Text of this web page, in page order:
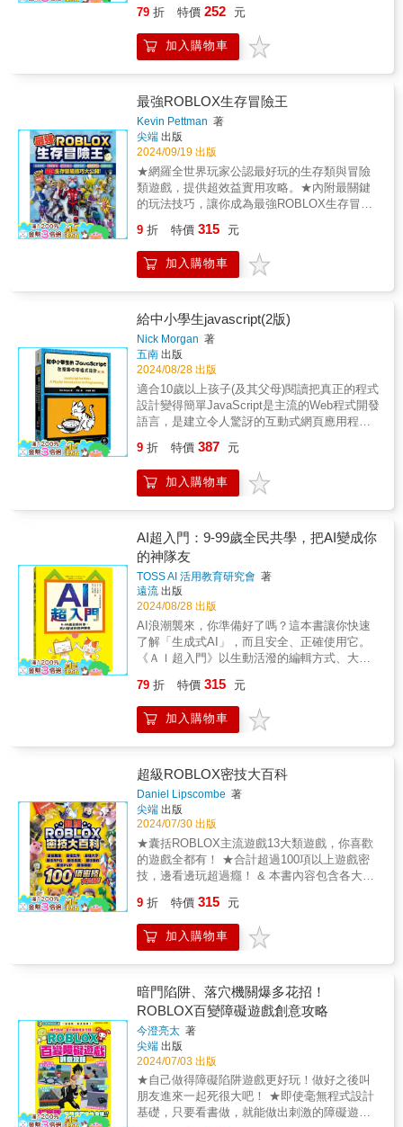
並一起感受人工智慧的精彩表現！ 能聽懂我說
氣，我們每天看到的Netflix和Youtube......這些
人工智慧比我們想像的還要更接近我們的生
活。要正確理解這些人工智慧，首先需要了解
YouTube到自動駕駛》是一本兒童知識科普
書，從早晨睜開眼睛的那一刻起，到入睡時，
都能發現日常的人工智慧，並有趣的展示人工
智慧的活躍程度。另外，也將介紹人工智慧在
藝術、購物和多媒體等各個行業的使用情況，
並解釋我們與人工智慧息息相關的未來，以及
我們需要探究人工智慧的道德問題和職業觀。
數位教育的時間隨著趨勢而增加，數位素養是
全球人才必備品德的時代已經到來。《AI人工
智慧：從YouTube到自動駕駛》本書與這個時
慧。除此之外，還有一些有趣的主題，例如：
「人工智慧是否也有頭腦？」、「人工智慧也
懂藝術嗎？」簡短而清晰的文字敘述搭配科學
畫風的插圖，讓不認識人工智慧的兒童，以及
對人工智慧感到好奇的父母都能夠輕鬆閱讀。
從現在開始，我們都是人工智慧專家！ 「為什
麼要學習人工智慧？」有很多學生這麼問。這
個問題源於一種誤解，讓人以為人工智慧就只
是複雜的編碼技術和困難的公式。作者在人工
起來好像很困難就放棄機會去認識它、理解
它，人工智慧能夠表現出來的魅力太多了！」
作者寫這本書是出於希望每個人都能夠積極的
的專家比我們想像的還要多更多！人工智慧與
許多的領域相關，包括研究語言的語言學家、
開發良好人工智慧的倫理學家，以及負責情感
面的心理學家，這些專家正在向前所未有的新
未來大步邁進。 本書亦重於人工智慧的「多樣
性」和「創造力」。透過與不同領域相結合的
人工智慧，帶領我們讓人工智慧在不同的行業
中應用，以及探討人工智慧在未來的使用將如
藝術、農業和醫療行業使用的人工智慧。 ▍ 好
評推薦 溫怡玲｜財團法人人工智慧科技基金會
執行長 林怡辰｜閱讀教育推手、資深國小教師
▍ 本書特色 1.分三大重點，生活中的人工智慧
展人工智慧會產生哪些問題？讓小讀者可以全
盤清楚的認識與了解人工智慧所涉及的領域全
貌。 2.以淺顯易懂的圖文搭配說明，讓小讀者
可以明確的理解這項科技的進步，如何與自己
息息相關。 3.作為將來想讀工程科技的同學，
這是一本培養理科興趣的知識科普書，進而著
手提前規劃深入探究AI科技。 ◎適讀年齡：文
字附注音，適合8歲以上閱讀。
阱應對、發掘寶庫等無一不全！★包含生存、
建築、紅石等新技巧數量超過700個以上！
JAVA版、基岩版全機種適用！【風靡日本玩家
Minecraft中打造屬於自己的世界的玩家，本書
將是你最得力的助手！【超過700個玩法技巧與
配方，最豐富的麥塊最新版資訊讓你看得過
癮】面對麥塊這廣大的世界，超自由的玩法，
喜歡蓋建築的新手，可能連建材都不知道要去
哪裡找；喜歡玩生存的新手，可能連第一天晚
上都無法安全度過；喜歡設計紅石機關的玩
家，可能做一個星期，機關還是不會動。本書
將考量新手玩家的需求，從頭到尾包圖包文，
玩家！【老手也要看最新資訊分析】最新版試
煉之間玩法，再加考古學和盔甲裝飾應用，以
及最新武器重錘大量資訊公開！即使你是老手
也千萬不要錯過喔！
79 折 特價 252 元
加入購物車
最強ROBLOX生存冒險王
Kevin Pettman 著
尖端 出版
2024/09/19 出版
★網羅全世界玩家公認最好玩的生存類與冒險
類遊戲，提供超效益實用攻略。★內附最關鍵
的玩法技巧，讓你成為最強ROBLOX生存冒險
少不了生存與冒險兩大類遊戲，因為它們能滿
足玩家對挑戰自我、探索未知的渴望。玩家在
這些遊戲中可以體驗到從無到有建立家園的成
家都公認，目前市面上最熱門的生存冒險遊
戲，包含了：★地下城任務★島嶼★Loomian傳
奇★CREATURES OF SONARIA★動漫戰鬥機
模擬器★世界零★冒險升級!★BLOX
FRUITS★忍者傳說★Pet Simulator 99!★龍類
冒險★殺手神秘2★閃光★天災倖存★地板是熔
岩★逃出設施★骨頭碎裂IV★飛機瘋狂★造船
尋寶每款遊戲都經過實際測試整理出難得寶貴
的遊戲心得，全書包含以下技巧：【快速探索
索時間。【隱藏寶物尋找技巧】：即使你覺得
很熟的遊戲也或許有你不知道的寶物在書中。
【BOSS對決技巧】：老是打不過的魔王，提
育技巧】：冒險王就是要有強力的忠誠伙伴才
夠帥！想要就看書來養！【攻擊技巧】：有些
操作還真難按出來，請照書慢慢練習才會贏在
起跑點。【地圖秘密揭露】：越廣大的地圖就
月有可能疏漏的冒險空白，為你補上這小小的
遺憾！本書將帶你深入了解這些熱門遊戲的玩
法，並提供你最實用的生存與冒險技巧，讓你
成為遊戲中的生存冒險王！
9 折 特價 315 元
加入購物車
給中小學生javascript(2版)
Nick Morgan 著
五南 出版
2024/08/28 出版
適合10歲以上孩子(及其父母)閱讀把真正的程式
設計變得簡單JavaScript是主流的Web程式開發
語言，是建立令人驚訝的互動式網頁應用程式
式，透過按部就班的範例，以及充滿趣味的圖
示，幫助讀者輕鬆地學習程式設計的基礎知
識。本書帶領讀者從基礎知識開始，例如處理
畫布繪圖。透過閱讀本書，你將實際撰寫出諸
如Find the Buried Treasure、Hangman和
Snake這樣的遊戲。透過彈跳球、蜜蜂動畫、
賽車這樣的視覺化範例，你將真正地看到自己
所編寫的程式。每→一章都建構於前一章的基
礎之上，每一章末尾的「程式設計挑戰」將擴
展你的思路，並激發出屬於你自己的、令人驚
訝的程式。今天，就用JavaScript 設計一些很
酷的東西吧！在本書中，你將學到：●建立函式
以組織和重複使用程式碼●編寫和修改HTML以
頁面來回應使用者的輸入●使用canvas元素繪
製圖形並產生動畫●編寫真正的、使用者控制的
遊戲，具備碰撞偵測和分數記錄的功能
9 折 特價 387 元
加入購物車
AI超入門：9-99歲全民共學，把AI變成你
的神隊友
TOSS AI 活用教育研究會 著
遠流 出版
2024/08/28 出版
AI浪潮襲來，你準備好了嗎？這本書讓你快速
了解「生成式AI」，而且安全、正確使用它。
《ＡＩ超入門》以生動活潑的編輯方式、大量
能懂），全面性介紹「生成式AI」的機制、優
缺點以及正確使用方法。書中設計了一個
CatGPT（貓臉機器人）來和讀者對話，一步步
創作音樂、漫畫和動畫、遊戲程式
&hellip;&hellip;等等，更重要的是，理解ＡＩ的
偏頗、保護資安、規避風險。&第1章 認識AI的
操作原理第2章 利用AI讓學習更有趣第3章 利用
AI進行創作（寫作、繪畫、音樂、動漫、遊
戲）第4章 利用AI讓日常生活更便利第5章 成為
AI創意大師第6章 AI會如何改變未來
79 折 特價 315 元
加入購物車
超級ROBLOX密技大百科
Daniel Lipscombe 著
尖端 出版
2024/07/30 出版
★囊括ROBLOX主流遊戲13大類遊戲，你喜歡
的遊戲全都有！ ★合計超過100項以上遊戲密
技，邊看邊玩超過癮！ & 本書內容包含各大主
載具、動作、PVP、模擬、破壞、戰鬥、寵
物、連點、活動等共13大類。每一大類均挑選
出當前參訪數最高的前五大遊戲進行介紹，並
例】 《駕駛帝國》 車輛的速度並不是唯一的勝
利指標。過快的車輛可能會在操作上帶來困
難，尤其是在彎道多、角度大的賽道上。選擇
一輛操控性好的車輛，並練習如何在彎道中保
持穩定，往往會帶來更好的比賽成績。 &
《BED WARS》 出門戰鬥或採集資源是為了更
快升級裝備和商店。升級越快，下次戰鬥時就
更具優勢，同時，熟練掌握快速設置方塊和在
狹窄地帶靈活行動的能力也需要反覆練習。有
9 折 特價 315 元
加入購物車
暗門陷阱、落穴機關爆多花招！
ROBLOX百變障礙遊戲創意攻略
今澄亮太 著
尖端 出版
2024/07/03 出版
★自己做得障礙陷阱遊戲更好玩！做好之後叫
朋友進來一起死很大吧！ ★即使毫無程式設計
基礎，只要看書做，就能做出刺激的障礙遊